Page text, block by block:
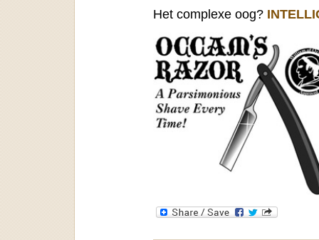
Het complexe oog?